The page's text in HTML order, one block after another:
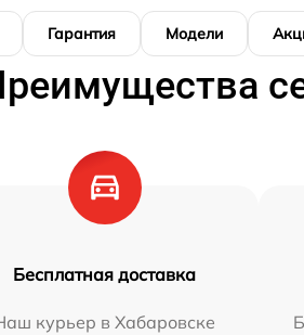
Гарантия Модели
Бесплатная доставка
курьер в Хабаровске